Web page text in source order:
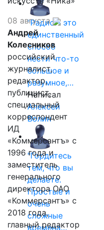
"Радио - это
единственный
способ
нести что-то
большое и
разумное,…
Написал
Алексей
Волин
"Гордитесь
тем, что вы
делаете.
Простые и
очень
сложные
времена…
08 августа
Андрей
Колесников
российский
журналист,
редактор,
публицист,
специальный
корреспондент
ИД
«Коммерсантъ» с
1996 года и
заместитель
генерального
директора ОАО
«Коммерсантъ» с
2018 года,
главный редактор